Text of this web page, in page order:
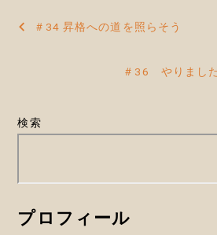
投
ゲ
ョ
＃34 昇格への道を照らそう
＃36 やりまし
検索
プロフィール